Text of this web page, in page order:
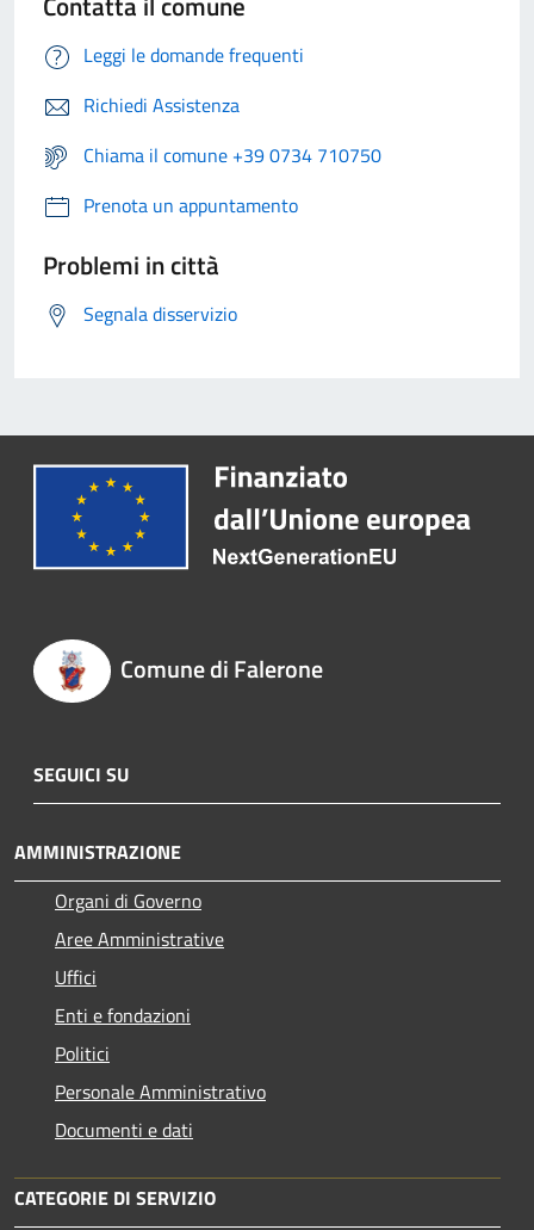
Leggi le domande frequenti
Richiedi Assistenza
Chiama il comune +39 0734 710750
Prenota un appuntamento
Problemi in città
Segnala disservizio
Comune di Falerone
SEGUICI SU
AMMINISTRAZIONE
Organi di Governo
Aree Amministrative
Uffici
Enti e fondazioni
Politici
Personale Amministrativo
Documenti e dati
CATEGORIE DI SERVIZIO